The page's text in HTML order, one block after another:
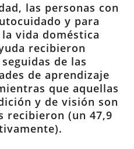
las personas con
y para
vida doméstica
recibieron
de las
de aprendizaje
que aquellas
y de visión son
recibieron (un 47,9